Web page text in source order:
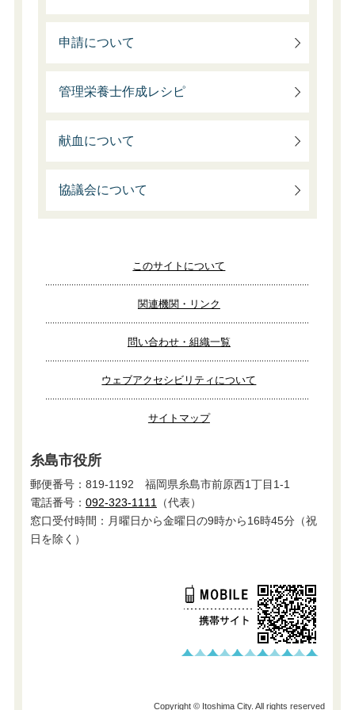
申請について
管理栄養士作成レシピ
献血について
協議会について
このサイトについて
関連機関・リンク
問い合わせ・組織一覧
ウェブアクセシビリティについて
サイトマップ
糸島市役所
郵便番号：819-1192 福岡県糸島市前原西1丁目1-1
電話番号： 092-323-1111（代表）
窓口受付時間：月曜日から金曜日の9時から16時45分（祝
日を除く）
Copyright © Itoshima City. All rights reserved